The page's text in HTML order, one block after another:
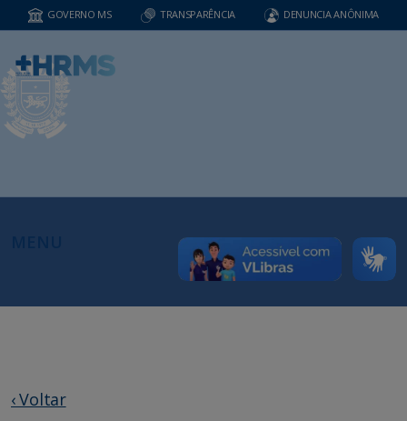
GOVERNO MS TRANSPARÊNCIA DENUNCIA ANÔNIMA
‹ Voltar